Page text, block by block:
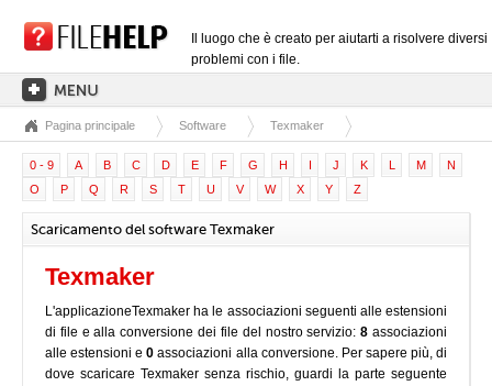
Il luogo che è creato per aiutarti a risolvere diversi
problemi con i file.
PAGINA PRINCIPALE
CATEGORIE DELLE ESTENSIONI
CATEGORIE DEI DRIVER
FILE DLL
CONVERSIONI DI FILE
SOFTWARE
Pagina principale Software Texmaker
0 - 9 A B C D E F G H I J K L M
N
O
P Q R S T U V W X Y Z
Scaricamento del software Texmaker
Texmaker
L'applicazioneTexmaker ha le associazioni seguenti alle estensioni
di file e alla conversione dei file del nostro servizio:8 associazioni
alle estensioni e0 associazioni alla conversione. Per sapere più, di
dove scaricare Texmaker senza rischio, guardi la parte seguente